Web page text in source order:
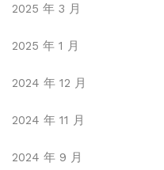
2025 年 3 月
2025 年 1 月
2024 年 12 月
2024 年 11 月
2024 年 9 月